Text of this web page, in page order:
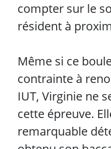
compter sur le
résident à
Même si ce
contrainte à
IUT, Virginie ne
cette épreuve.
remarquable